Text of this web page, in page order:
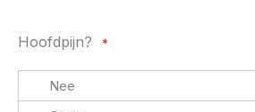
Hoofdpijn? *